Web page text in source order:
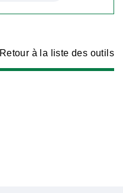
Retour à la liste des outils